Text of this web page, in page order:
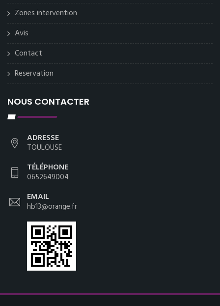
Zones intervention
Avis
Contact
Reservation
NOUS CONTACTER
ADRESSE
TOULOUSE
TÉLÉPHONE
0652649004
EMAIL
hb13@orange.fr